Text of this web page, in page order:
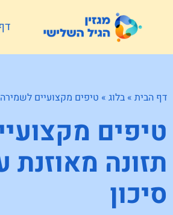
דף הבית » בלוג » טיפים מקצועיים
טיפים
תזונה מאוזנת
סיכון